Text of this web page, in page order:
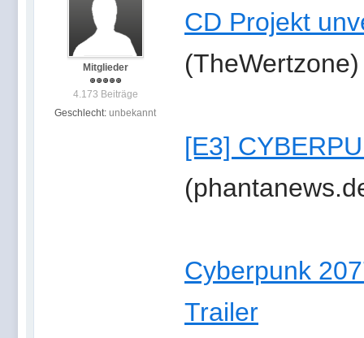
Mitglieder
4.173 Beiträge
Geschlecht: unbekannt
CD Projekt
(TheWertzone)
[E3]
Cyberpunk
Trailer